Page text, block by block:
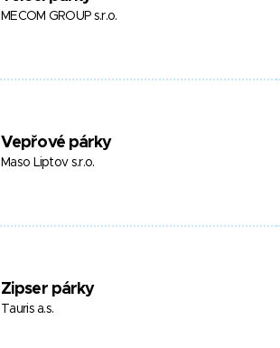
MECOM GROUP s.r.o.
Vepřové párky
Maso Liptov s.r.o.
Zipser párky
Tauris a.s.